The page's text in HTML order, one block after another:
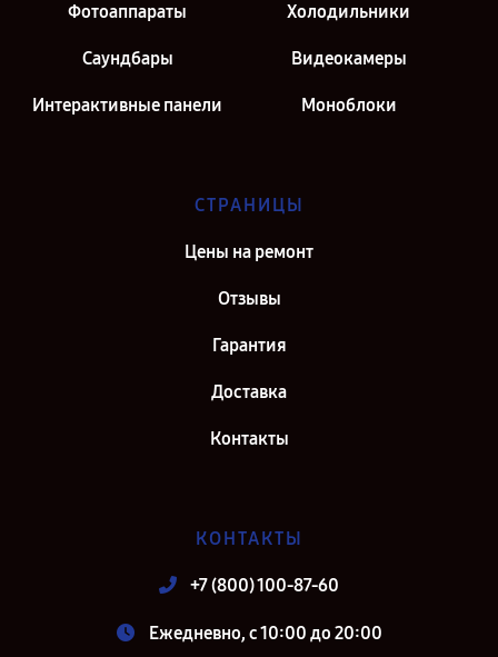
Фотоаппараты Холодильники
Саундбары Видеокамеры
Интерактивные панели Моноблоки
СТРАНИЦЫ
Цены на ремонт
Отзывы
Гарантия
Доставка
Контакты
КОНТАКТЫ
+7 (800) 100-87-60
Ежедневно, с 10:00 до 20:00